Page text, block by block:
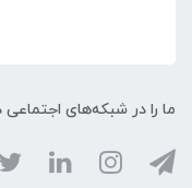
ما را در شبکه‌های اجتماعی